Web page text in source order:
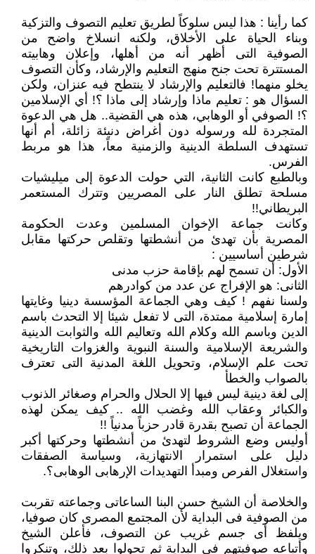
كما رأينا : هذا ليس سلوكاً لطريق تعليم التصوف والتزكية
وبناء الحياة على الأخلاق، ولكنه انسلاخ واضح من
الصوفية التى أظهر أنه من أهلها، وإعلان وهابيته
المستترة تحت جنح منهج التعليم والإرشاد، وكأن التصوف
يخلو منهما! فالتعليم والإرشاد لا ينتطح فيه عنزان، ولكن
السؤال هو : تعليم ماذا وإرشاد إلى ماذا ؟! أي الإسلامين
؟! الصوفي أو الوهابي، هذه هي القضية.. هل هي الدعوة
المتجردة لله ورسوله دون أغراض دنيئة زائلة، أم أنها
تستهدف السلطة الدينية والزمنية معاً، هذا هو مربط
الفرس.
وبالطبع كانت الثانية، التي حولت الدعوة إلى ميليشيات
مسلحة تطلق النار على المصريين وتترك المستعمر
البريطاني!!
وكانت جماعة الإخوان المسلمين وعدت الحكومة
المصرية بأن تهدئ من أنشطتها وتقلص حركتها مقابل
شرطين أساسيين :
الأول: أن تسمح لهم بإقامة حزب مدنى
الثانى: هو الإفراج عن عدد من كوادرهم
ولسنا نفهم ! كيف وهي الجماعة المؤسسة دينيا وغايتها
إمارة إسلامية ممتدة، التى لا تفعل شيئا إلا التحدث باسم
الدين وباسم الله وكلام الله وتعاليم الله والثوابت الدينية
والشريعة الإسلامية والسنة النبوية والغزوات التاريخية
تحت علم الإسلام، وتحويل اللغة المدنية التى تعترف
بالصواب والخطأ
إلى لغة دينية ليس فيها إلا الحلال والحرام وصغائر الذنوب
والكبائر وعقاب الله وغضب الله .. كيف يمكن لهذه
الجماعة أن تصبح بقدرة قادر حزباً مدنياً !!
أوليس وضع الشروط لتهدئ من أنشطتها وحركتها أكبر
دليل على استمرار الانتهازية، وسياسة الصفقات
واستغلال الفرص ومبدأ التهديدات الإرهابى الوهابى؟.
والخلاصة أن الشيخ حسن البنا الساعاتى وجماعته تقربت
من الصوفية فى البداية لأن المجتمع المصرى كان صوفيا،
ويلفظ أى جسم غريب عن التصوف، فأعلن الشيخ
وأتباعه صوفيتهم فى البداية ثم تحولوا بعد ذلك، وتنكروا